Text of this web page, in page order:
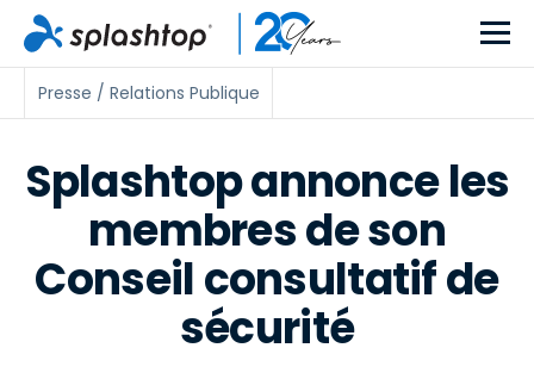
Presse / Relations Publique
Splashtop annonce les
membres de son
Conseil consultatif de
sécurité